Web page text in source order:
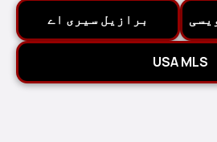
برازیل سیری اے
USA MLS